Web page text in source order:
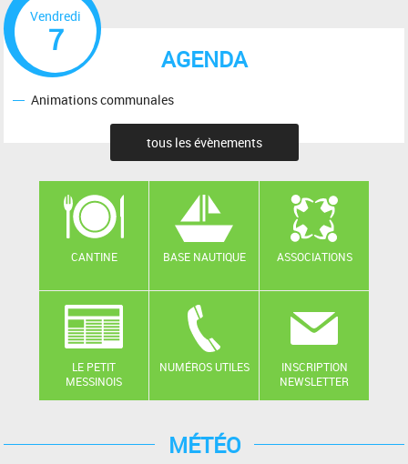
AGENDA
Vendredi
7
Animations communales
tous les évènements
CANTINE BASE NAUTIQUE ASSOCIATIONS
LE PETIT
MESSINOIS
NUMÉROS UTILES
INSCRIPTION
NEWSLETTER
MÉTÉO